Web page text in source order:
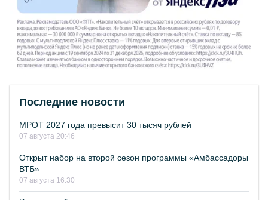
Последние новости
МРОТ 2027 года превысит 30 тысяч рублей
07 августа 20:46
Открыт набор на второй сезон программы «Амбассадоры
ВТБ»
07 августа 16:30